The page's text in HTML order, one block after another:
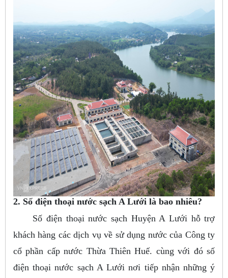
2. Số điện thoại nước sạch A Lưới là bao nhiêu?
Số điện thoại nước sạch Huyện A Lưới hỗ trợ
khách hàng các dịch vụ về sử dụng nước của Công ty
cổ phần cấp nước Thừa Thiên Huế. cùng với đó số
điện thoại nước sạch A Lưới nơi tiếp nhận những ý